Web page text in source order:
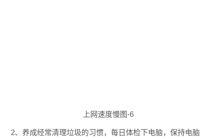
上网速度慢图-6
2、养成经常清理垃圾的习惯，每日体检下电脑，保持电脑